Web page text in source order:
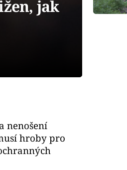
jak
nenošení
hroby pro